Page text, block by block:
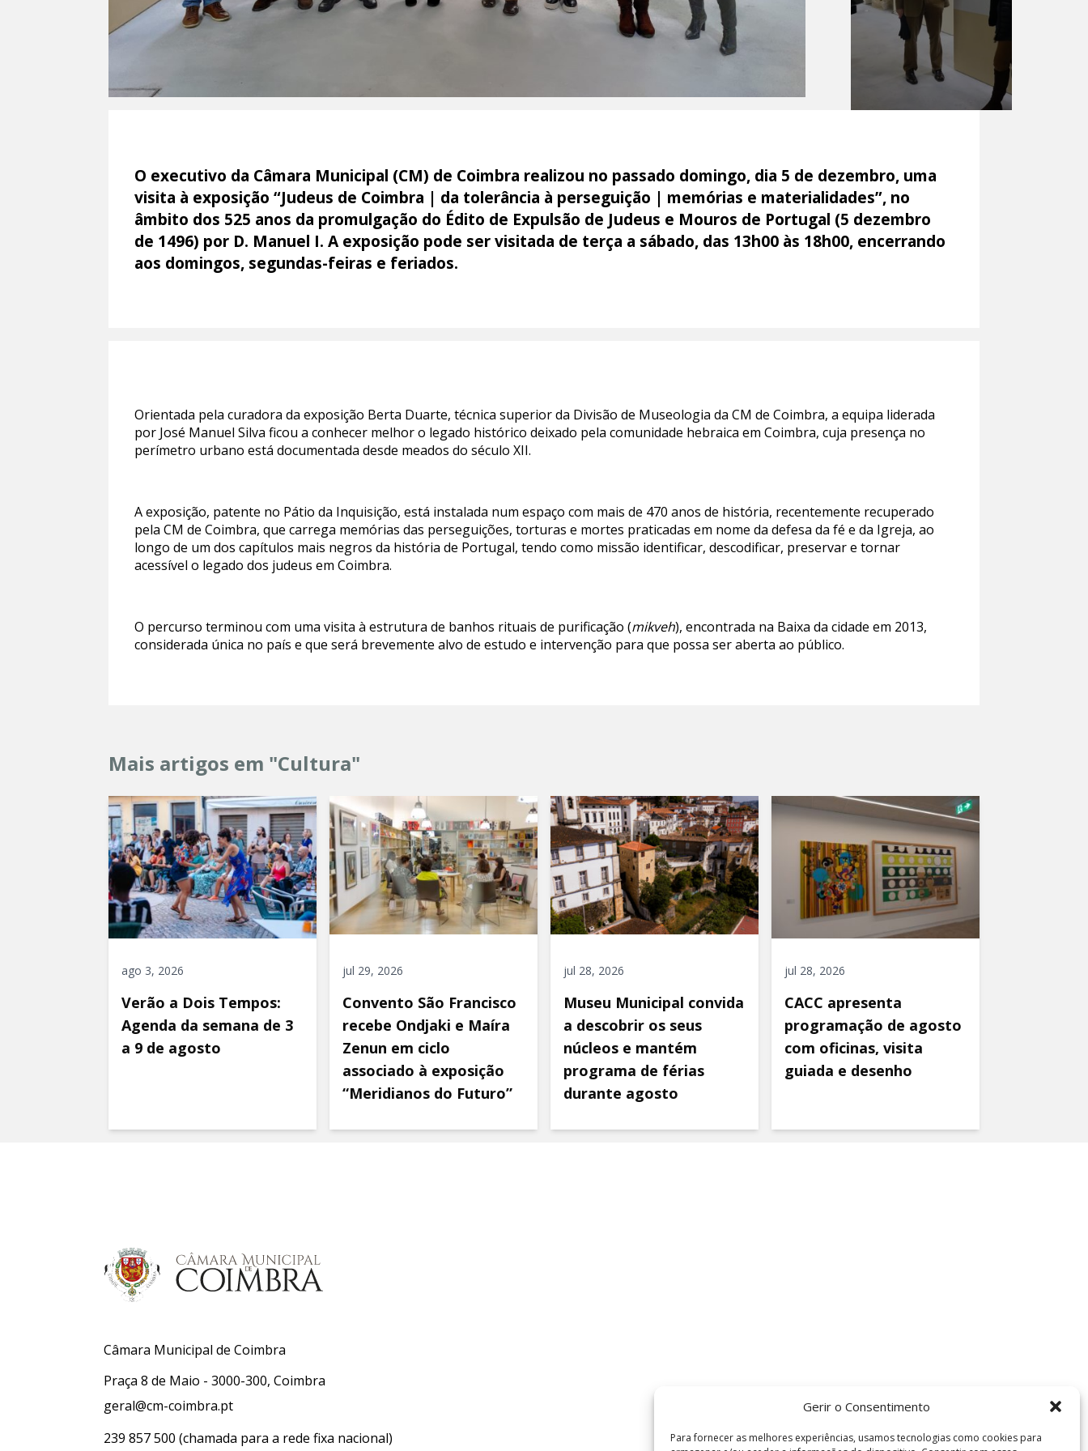
Gerir o Consentimento
Para fornecer as melhores experiências, usamos tecnologias como cookies para
O executivo da Câmara Municipal (CM) de Coimbra realizou no passado domingo, dia 5 de dezembro, uma
visita à exposição “Judeus de Coimbra | da tolerância à perseguição | memórias e materialidades”, no
âmbito dos 525 anos da promulgação do Édito de Expulsão de Judeus e Mouros de Portugal (5 dezembro
de 1496) por D. Manuel I. A exposição pode ser visitada de terça a sábado, das 13h00 às 18h00, encerrando
aos domingos, segundas-feiras e feriados.
Orientada pela curadora da exposição Berta Duarte, técnica superior da Divisão de Museologia da CM de Coimbra, a equipa liderada
por José Manuel Silva ficou a conhecer melhor o legado histórico deixado pela comunidade hebraica em Coimbra, cuja presença no
perímetro urbano está documentada desde meados do século XII.
A exposição, patente no Pátio da Inquisição, está instalada num espaço com mais de 470 anos de história, recentemente recuperado
pela CM de Coimbra, que carrega memórias das perseguições, torturas e mortes praticadas em nome da defesa da fé e da Igreja, ao
longo de um dos capítulos mais negros da história de Portugal, tendo como missão identificar, descodificar, preservar e tornar
acessível o legado dos judeus em Coimbra.
O percurso terminou com uma visita à estrutura de banhos rituais de purificação (mikveh), encontrada na Baixa da cidade em 2013,
considerada única no país e que será brevemente alvo de estudo e intervenção para que possa ser aberta ao público.
Mais artigos em "Cultura"
ago 3, 2026
Verão a Dois Tempos:
Agenda da semana de 3
a 9 de agosto
jul 29, 2026
Convento São Francisco
recebe Ondjaki e Maíra
Zenun em ciclo
associado à exposição
“Meridianos do Futuro”
jul 28, 2026
Museu Municipal convida
a descobrir os seus
núcleos e mantém
programa de férias
durante agosto
jul 28, 2026
CACC apresenta
programação de agosto
com oficinas, visita
guiada e desenho
Câmara Municipal de Coimbra
Praça 8 de Maio - 3000-300, Coimbra
geral@cm-coimbra.pt
239 857 500 (chamada para a rede fixa nacional)